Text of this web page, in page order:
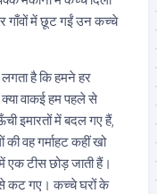
गाँवों में छूट गईं उन कच्चे
है कि हमने हर
वाकई हम पहले से
इमारतों में बदल गए हैं,
की वह गर्माहट कहीं खो
टीस छोड़ जाती हैं।
से कट गए। कच्चे घरों के